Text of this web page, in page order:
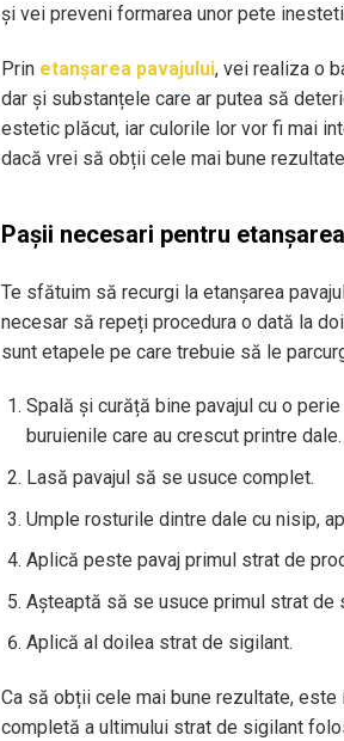
și vei preveni formarea unor pete
Prin etanșarea pavajului, vei realiza o
dar și substanțele care ar putea să
estetic plăcut, iar culorile lor vor fi mai
dacă vrei să obții cele mai bune
Pașii necesari pentru
Te sfătuim să recurgi la etanșarea
necesar să repeți procedura o dată la
sunt etapele pe care trebuie să le
Spală și curăță bine pavajul cu o
buruienile care au crescut printre dale.
Lasă pavajul să se usuce complet.
Umple rosturile dintre dale cu nisip,
Aplică peste pavaj primul strat de
Așteaptă să se usuce primul strat de
Aplică al doilea strat de sigilant.
Ca să obții cele mai bune rezultate,
completă a ultimului strat de sigilant